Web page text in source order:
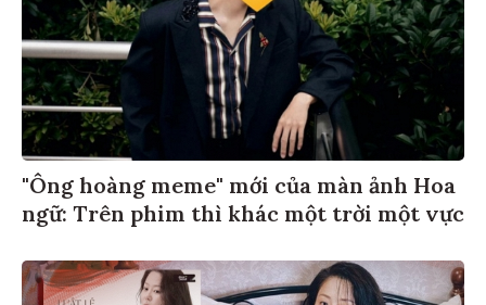
"Ông hoàng meme" mới của màn ảnh Hoa
ngữ: Trên phim thì khác một trời một vực